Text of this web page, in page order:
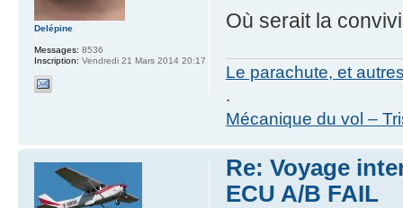
Où serait la
Le parachute, et
.
Mécanique du vol –
Delépine
Messages: 8536
Inscription: Vendredi 21 Mars 2014 20:17
Re: Voyage
ECU A/B FAIL